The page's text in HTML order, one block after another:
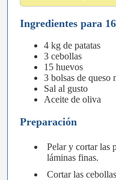
Ingredientes para
4 kg de patatas
3 cebollas
15 huevos
3 bolsas de queso
Sal al gusto
Aceite de oliva
Preparación
Pelar y cortar las
láminas finas.
Cortar las